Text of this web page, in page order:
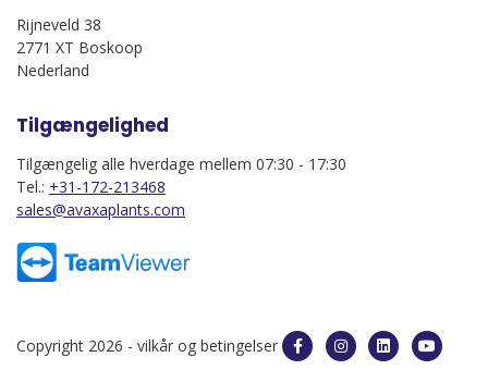
Rijneveld 38
2771 XT Boskoop
Nederland
Tilgængelighed
Tilgængelig alle hverdage mellem 07:30 - 17:30
Tel.: +31-172-213468
sales@avaxaplants.com
Copyright 2026 - vilkår og betingelser